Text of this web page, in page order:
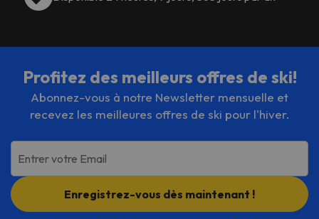
Profitez des meilleurs offres de ski!
Abonnez-vous à notre Newsletter mensuelle et
recevez les meilleures offres de ski pour l'hiver.
Entrer votre Email
Enregistrez-vous dès maintenant !